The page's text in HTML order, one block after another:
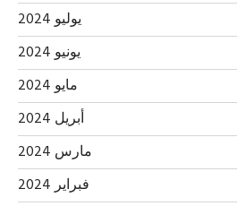
يوليو 2024
يونيو 2024
مايو 2024
أبريل 2024
مارس 2024
فبراير 2024